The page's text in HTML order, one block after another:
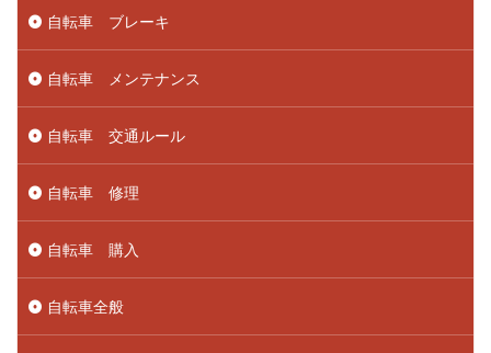
自転車 ブレーキ
自転車 メンテナンス
自転車 交通ルール
自転車 修理
自転車 購入
自転車全般